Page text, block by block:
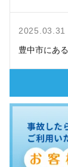
2025.03.31
豊中市にあ